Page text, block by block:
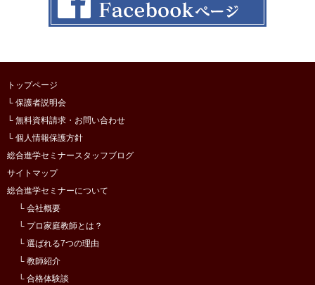
トップページ
└ 保護者説明会
└ 無料資料請求・お問い合わせ
└ 個人情報保護方針
総合進学セミナースタッフブログ
サイトマップ
総合進学セミナーについて
└ 会社概要
└ プロ家庭教師とは？
└ 選ばれる7つの理由
└ 教師紹介
└ 合格体験談